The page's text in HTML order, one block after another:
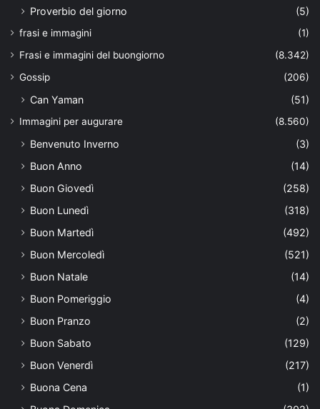
Proverbio del giorno
(5)
frasi e immagini
(1)
Frasi e immagini del buongiorno
(8.342)
Gossip
(206)
Can Yaman (51)
Immagini per augurare (8.560)
Benvenuto Inverno
(3)
Buon Anno
(14)
Buon Giovedì
(258)
Buon Lunedì
(318)
Buon Martedì
(492)
Buon Mercoledì
(521)
Buon Natale
(14)
Buon Pomeriggio
(4)
Buon Pranzo
(2)
Buon Sabato
(129)
Buon Venerdì
(217)
Buona Cena
(1)